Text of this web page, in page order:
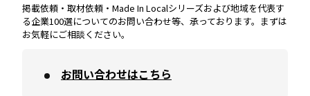
三重エリア
奈良エリア
和歌山エリア
香川エリア
愛媛エリア
宮崎エリア
鹿児島エリア
掲載依頼・取材依頼・Made In Localシリーズおよび地域を代表す
る企業100選についてのお問い合わせ等、承っております。まずは
お気軽にご相談ください。
お問い合わせはこちら